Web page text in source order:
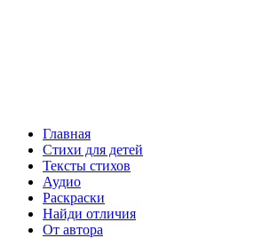
Главная
Стихи для детей
Тексты стихов
Аудио
Раскраски
Найди отличия
От автора